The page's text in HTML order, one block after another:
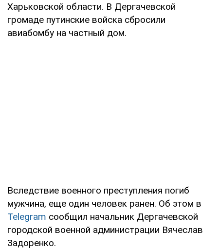
Харьковской области. В Дергачевской
громаде путинские войска сбросили
авиабомбу на частный дом.
Вследствие военного преступления погиб
мужчина, еще один человек ранен. Об этом в
Telegram сообщил начальник Дергачевской
городской военной администрации Вячеслав
Задоренко.